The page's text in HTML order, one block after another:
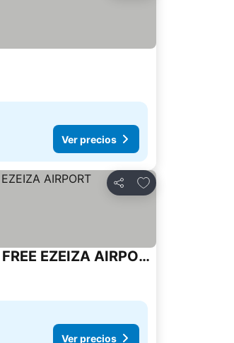
Ver precios
Compartir
Agregar a favoritos
Bernie's Bed & Breakfast , A 3 KILOMETROS DEL AEROP EZEIZA, VAN ,IN-OUT, FREE EZEIZA AIRPORT
Ver precios